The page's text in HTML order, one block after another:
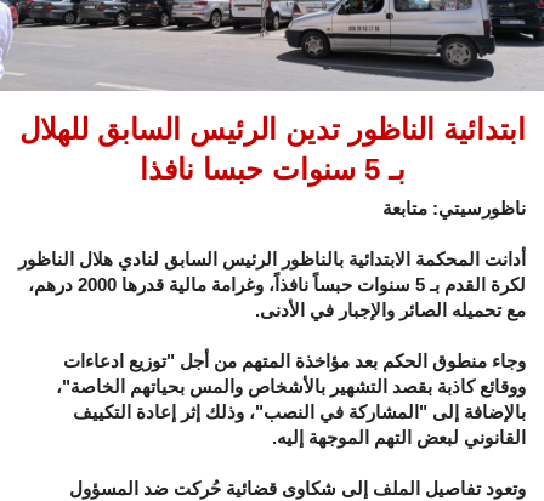
ابتدائية الناظور تدين الرئيس السابق للهلال
بـ 5 سنوات حبسا نافذا
ناظورسيتي: متابعة
أدانت المحكمة الابتدائية بالناظور الرئيس السابق لنادي هلال الناظور
لكرة القدم بـ 5 سنوات حبساً نافذاً، وغرامة مالية قدرها 2000 درهم،
مع تحميله الصائر والإجبار في الأدنى.
وجاء منطوق الحكم بعد مؤاخذة المتهم من أجل "توزيع ادعاءات
ووقائع كاذبة بقصد التشهير بالأشخاص والمس بحياتهم الخاصة"،
بالإضافة إلى "المشاركة في النصب"، وذلك إثر إعادة التكييف
القانوني لبعض التهم الموجهة إليه.
وتعود تفاصيل الملف إلى شكاوى قضائية حُركت ضد المسؤول